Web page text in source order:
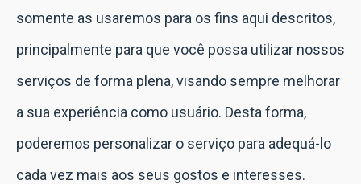
somente as usaremos para os fins aqui descritos,
principalmente para que você possa utilizar nossos
serviços de forma plena, visando sempre melhorar
a sua experiência como usuário. Desta forma,
poderemos personalizar o serviço para adequá-lo
cada vez mais aos seus gostos e interesses.